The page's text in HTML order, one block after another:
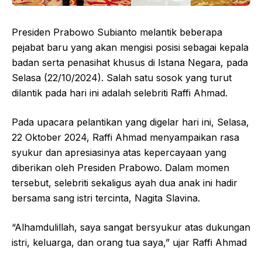
Presiden Prabowo Subianto melantik beberapa
pejabat baru yang akan mengisi posisi sebagai kepala
badan serta penasihat khusus di Istana Negara, pada
Selasa (22/10/2024). Salah satu sosok yang turut
dilantik pada hari ini adalah selebriti Raffi Ahmad.
Pada upacara pelantikan yang digelar hari ini, Selasa,
22 Oktober 2024, Raffi Ahmad menyampaikan rasa
syukur dan apresiasinya atas kepercayaan yang
diberikan oleh Presiden Prabowo. Dalam momen
tersebut, selebriti sekaligus ayah dua anak ini hadir
bersama sang istri tercinta, Nagita Slavina.
“Alhamdulillah, saya sangat bersyukur atas dukungan
istri, keluarga, dan orang tua saya,” ujar Raffi Ahmad